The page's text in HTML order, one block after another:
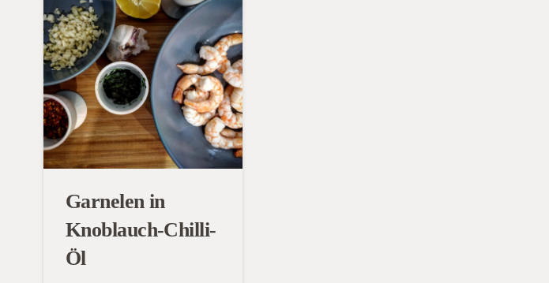
Garnelen in
Knoblauch-Chilli-
Öl